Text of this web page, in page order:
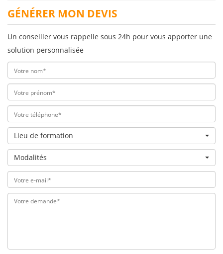
GÉNÉRER MON DEVIS
Un conseiller vous rappelle sous 24h pour vous apporter une
solution personnalisée
Lieu de formation
Modalités